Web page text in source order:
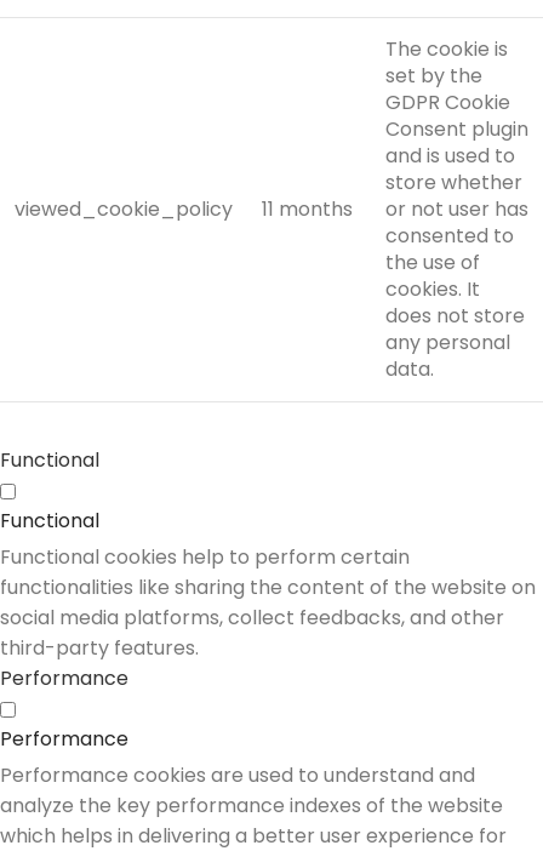
viewed_cookie_policy 11 months
The cookie is
set by the
GDPR Cookie
Consent plugin
and is used to
store whether
or not user has
consented to
the use of
cookies. It
does not store
any personal
data.
Functional
Functional
Functional cookies help to perform certain
functionalities like sharing the content of the website on
social media platforms, collect feedbacks, and other
third-party features.
Performance
Performance
Performance cookies are used to understand and
analyze the key performance indexes of the website
which helps in delivering a better user experience for